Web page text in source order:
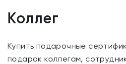
Коллег
Купить подарочные
подарок коллегам,